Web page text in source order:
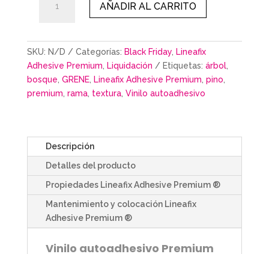
cantidad
AÑADIR AL CARRITO
SKU: N/D Categorías: Black Friday, Lineafix
Adhesive Premium
Liquidación Etiquetas: árbol,
bosque GRENE, Lineafix Adhesive Premium pino
premium rama, textura, Vinilo autoadhesivo
Descripción
Detalles del producto
Propiedades Lineafix Adhesive Premium ®
Mantenimiento y colocación Lineafix
Adhesive Premium ®
Vinilo autoadhesivo Premium